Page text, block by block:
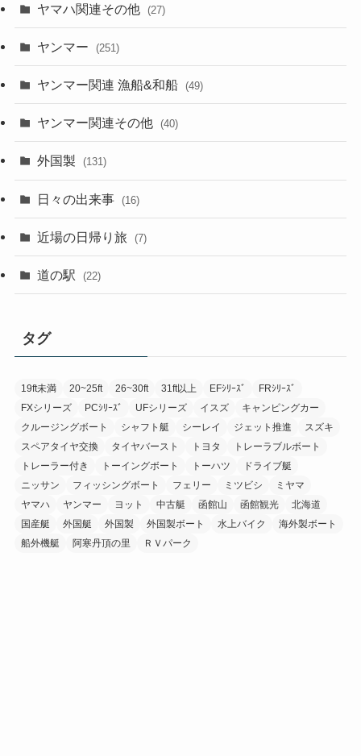
ヤマハ関連その他 (27)
ヤンマー (251)
ヤンマー関連 漁船&和船 (49)
ヤンマー関連その他 (40)
外国製 (131)
日々の出来事 (16)
近場の日帰り旅 (7)
道の駅 (22)
タグ
19ft未満 20~25ft 26~30ft 31ft以上 EFｼﾘｰｽﾞ
FRｼﾘｰｽﾞ
FXシリーズ
PCｼﾘｰｽﾞ UFシリーズ イスズ
キャンピングカー
クルージングボート
シャフト艇 シーレイ ジェット推進
スズキ
スペアタイヤ交換
タイヤバースト トヨタ
トレーラブルボート
トレーラー付き
トーイングボート トーハツ
ドライブ艇
ニッサン
フィッシングボート フェリー ミツビシ
ミヤマ
ヤマハ
ヤンマー ヨット 中古艇 函館山 函館観光
北海道
国産艇
外国艇 外国製 外国製ボート 水上バイク
海外製ボート
船外機艇
阿寒丹頂の里 ＲＶパーク